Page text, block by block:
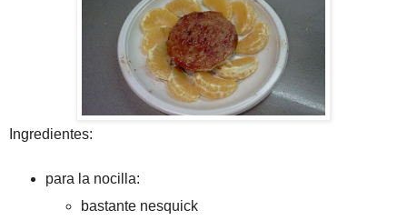
Ingredientes:
para la nocilla:
bastante nesquick